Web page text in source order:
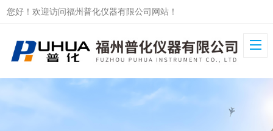
您好！欢迎访问福州普化仪器有限公司网站！